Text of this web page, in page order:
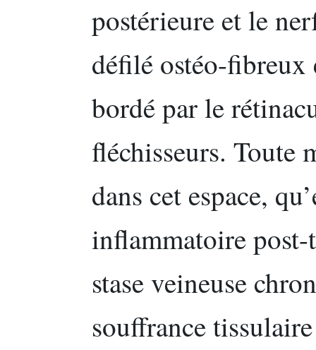
postérieure et le
défilé ostéo-
bordé par le
fléchisseurs. Toute
dans cet espace,
inflammatoire
stase veineuse
souffrance